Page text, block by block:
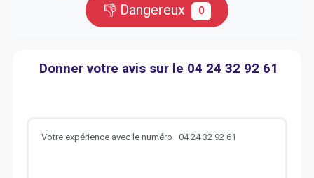
👎 Dangereux 0
Donner votre avis sur le 04 24 32 92 61